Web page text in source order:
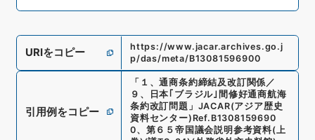
URIをコピー
https://www.jacar.archives.go.j
p/das/meta/B13081596900
引用例をコピー
「 １、通商条約締結及改訂関係／
９、日本｢ブラジル｣間修好通商航海
条約改訂問題 」 JACAR(アジア歴史
資料センター) Ref. B1308159690
0、 第６５帝国議会説明参考資料(上